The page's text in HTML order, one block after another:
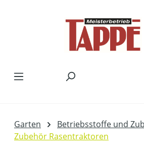
Garten
Betriebsstoffe und
Zubehör Rasentraktoren